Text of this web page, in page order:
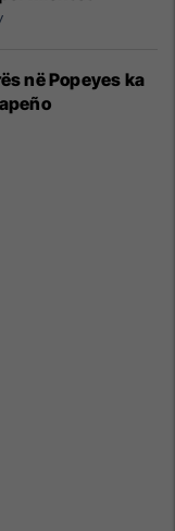
në Popeyes ka